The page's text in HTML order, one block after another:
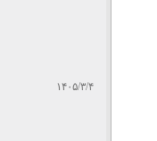
۱۴۰۵/۳/۴